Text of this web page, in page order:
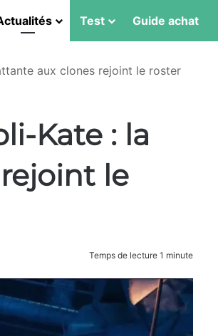
Test Guide achat
aux clones rejoint le roster
Kate : la
le
Temps de lecture 1 minute